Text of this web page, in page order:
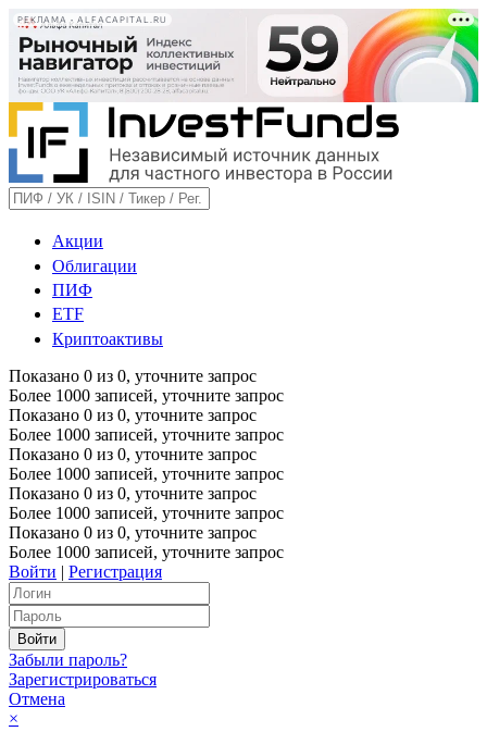
РЕКЛАМА • ALFACAPITAL.RU
Акции
Облигации
ПИФ
ETF
Криптоактивы
Показано 0 из 0, уточните запрос
Более 1000 записей, уточните запрос
Показано 0 из 0, уточните запрос
Более 1000 записей, уточните запрос
Показано 0 из 0, уточните запрос
Более 1000 записей, уточните запрос
Показано 0 из 0, уточните запрос
Более 1000 записей, уточните запрос
Показано 0 из 0, уточните запрос
Более 1000 записей, уточните запрос
Войти | Регистрация
Забыли пароль?
Зарегистрироваться
Отмена
×